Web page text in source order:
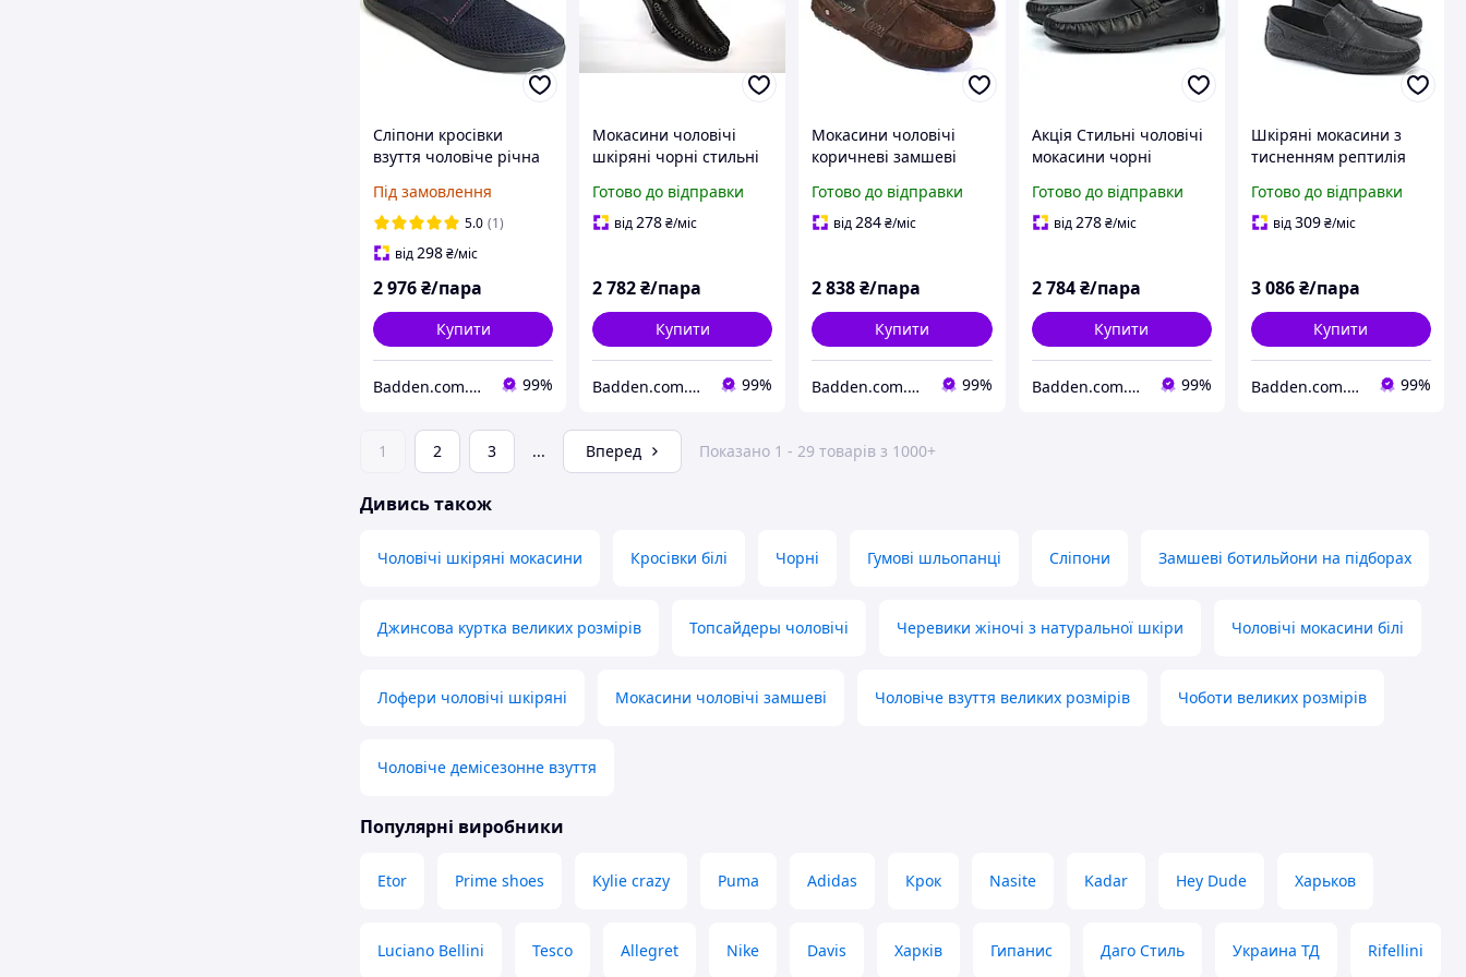
Сліпони кросівки
взуття чоловіче річна
Avangard Slip-On Blu-
Red NUB Perf BS сині
Під замовлення
5.0 (1)
від298₴/міс
2 976₴/пара
Купити
Badden.com.ua інтернет магазин чоловічого та жіночого взуття великих розмірів 99%
Мокасини чоловічі
шкіряні чорні стильні
Avangard Guerin M4
Pelle Bolla nero
Готово до відправки
від278₴/міс
2 782₴/пара
Купити
Badden.com.ua інтернет магазин чоловічого та жіночого взуття великих розмірів 99%
Мокасини чоловічі
коричневі замшеві
ETHEREAL Classic Brown
Vel by Rosso Avangard
Готово до відправки
від284₴/міс
2 838₴/пара
Купити
Badden.com.ua інтернет магазин чоловічого та жіночого взуття великих розмірів 99%
Акція Стильні чоловічі
мокасини чорні
демісезонне ETHEREAL
Flotar Black by Rosso
Готово до відправки
від278 ₴/міс
2 784 ₴/пара
Купити
Badden.com.ua інтернет магазин чоловічого та жіночого взуття великих розмірів 99%
Шкіряні мокасини з
тисненням рептилія
взуття Rosso Avangard
ETHEREAL Ript Black
Готово до відправки
від309₴/міс
3 086₴/пара
Купити
Badden.com.ua інтернет магазин чоловічого та жіночого взуття великих розмірів 99%
1 2 3 ... Вперед Показано 1 - 29 товарів з 1000+
Дивись також
Чоловічі шкіряні мокасини Кросівки білі Чорні Гумові шльопанці Сліпони Замшеві ботильйони на підборах
Джинсова куртка великих розмірів Топсайдеры чоловічі Черевики жіночі з натуральної шкіри Чоловічі мокасини білі
Лофери чоловічі шкіряні Мокасини чоловічі замшеві Чоловіче взуття великих розмірів Чоботи великих розмірів
Чоловіче демісезонне взуття
Популярні виробники
Etor Prime shoes Kylie crazy Puma Adidas Крок Nasite Kadar Hey Dude Харьков
Luciano Bellini Tesco Allegret Nike Davis Харків Гипанис Даго Стиль Украина ТД Rifellini